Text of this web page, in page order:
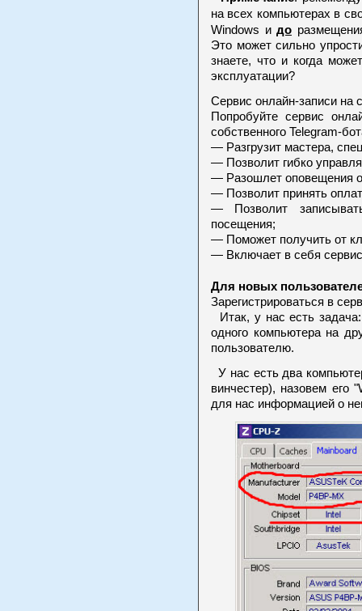
на всех компьютерах в
Windows и до
Это может сильно
знаете, что и когда
эксплуатации?
Сервис онлайн-записи на
Попробуйте сервис
собственного Telegram-
— Разгрузит мастера,
— Позволит гибко
— Разошлет оповещения
— Позволит принять
— Позволит
посещения;
— Поможет получить от
— Включает в себя
Для новых
Зарегистрироваться в
Итак, у нас есть
одного компьютера на
пользователю.
У нас есть два
винчестер), назовем его
для нас информацией о